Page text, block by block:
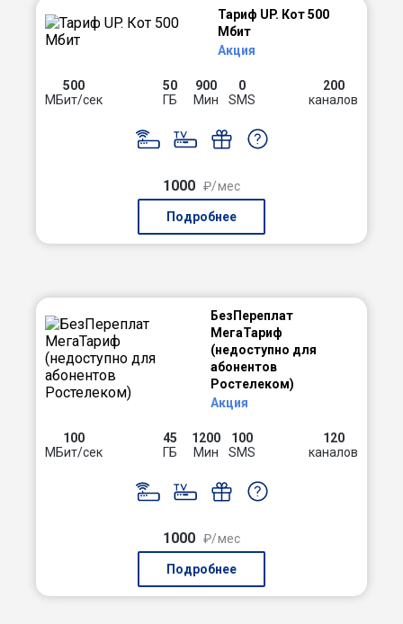
Тариф UP. Кот 500
Мбит
Акция
500
МБит/сек
50
ГБ
900
Мин
0
SMS
200
каналов
1000 ₽/мес
Подробнее
БезПереплат
МегаТариф
(недоступно для
абонентов
Ростелеком)
Акция
100
МБит/сек
45
ГБ
1200
Мин
100
SMS
120
каналов
1000 ₽/мес
Подробнее